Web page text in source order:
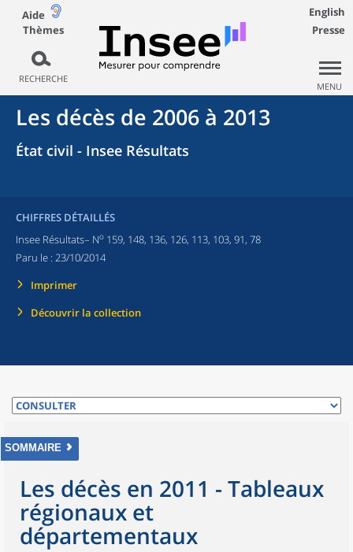
Aide
Thèmes
RECHERCHE
English
Presse
MENU
Les décès de 2006 à 2013
État civil - Insee Résultats
CHIFFRES DÉTAILLÉS
Insee Résultats– No 159, 148, 136, 126, 113, 103, 91, 78
Paru le : 23/10/2014
Imprimer
Découvrir la collection
SOMMAIRE
Les décès en 2011 - Tableaux
régionaux et
départementaux